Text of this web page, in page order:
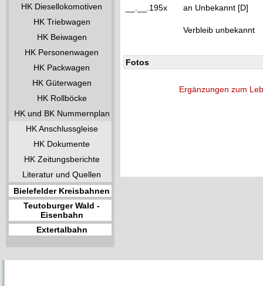
HK Diesellokomotiven
HK Triebwagen
HK Beiwagen
HK Personenwagen
HK Packwagen
HK Güterwagen
HK Rollböcke
HK und BK Nummernplan
HK Anschlussgleise
HK Dokumente
HK Zeitungsberichte
Literatur und Quellen
Bielefelder Kreisbahnen
Teutoburger Wald -
Eisenbahn
Extertalbahn
__.__.195x
an Unbekannt [D]
Verbleib unbekannt
Fotos
Ergänzungen zum